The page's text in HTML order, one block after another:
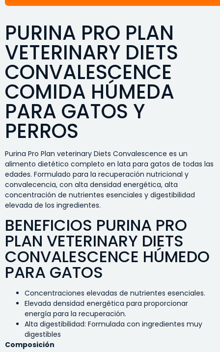
PURINA PRO PLAN
VETERINARY DIETS
CONVALESCENCE
COMIDA HÚMEDA
PARA GATOS Y
PERROS
Purina Pro Plan veterinary Diets Convalescence es un
alimento dietético completo en lata para gatos de todas las
edades. Formulado para la recuperación nutricional y
convalecencia, con alta densidad energética, alta
concentración de nutrientes esenciales y digestibilidad
elevada de los ingredientes.
BENEFICIOS PURINA PRO
PLAN VETERINARY DIETS
CONVALESCENCE HÚMEDO
PARA GATOS
Concentraciones elevadas de nutrientes esenciales.
Elevada densidad energética para proporcionar
energía para la recuperación.
Alta digestibilidad: Formulada con ingredientes muy
digestibles
Composición